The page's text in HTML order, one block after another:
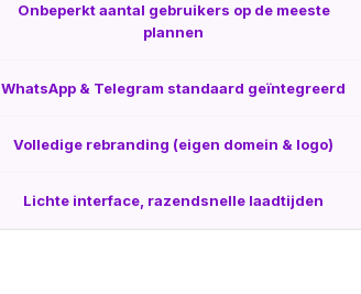
Onbeperkt aantal gebruikers op de meeste
plannen
WhatsApp & Telegram standaard geïntegreerd
Volledige rebranding (eigen domein & logo)
Lichte interface, razendsnelle laadtijden